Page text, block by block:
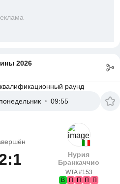
2026
раунд
09:55
Нурия
Бранкаччио
WTA #153
В
П П П П